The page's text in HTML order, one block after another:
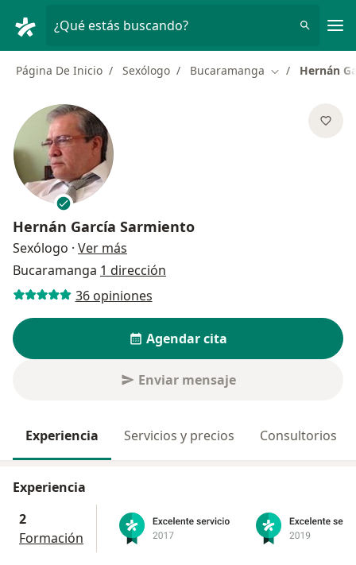
¿Qué estás buscando?
Página De Inicio Sexólogo Bucaramanga Cambiar de
Hernán
Hernán García Sarmiento
Sexólogo · Ver más
Bucaramanga 1 dirección
36 opiniones
Agendar cita
Enviar mensaje
Experiencia Servicios y precios Consultorios
Experiencia
2
Formación